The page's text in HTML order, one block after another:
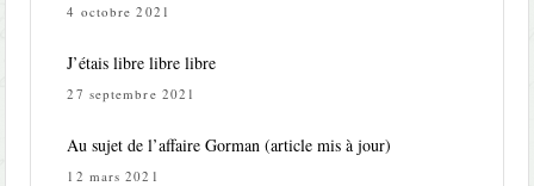
4 octobre 2021
J’étais libre libre libre
27 septembre 2021
Au sujet de l’affaire Gorman (article mis à jour)
12 mars 2021